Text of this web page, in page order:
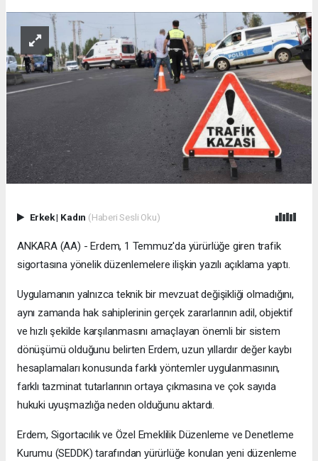
Erkek| Kadın (Haberi Sesli Oku)
ANKARA (AA) - Erdem, 1 Temmuz'da yürürlüğe giren trafik
sigortasına yönelik düzenlemelere ilişkin yazılı açıklama yaptı.
Uygulamanın yalnızca teknik bir mevzuat değişikliği olmadığını,
aynı zamanda hak sahiplerinin gerçek zararlarının adil, objektif
ve hızlı şekilde karşılanmasını amaçlayan önemli bir sistem
dönüşümü olduğunu belirten Erdem, uzun yıllardır değer kaybı
hesaplamaları konusunda farklı yöntemler uygulanmasının,
farklı tazminat tutarlarının ortaya çıkmasına ve çok sayıda
hukuki uyuşmazlığa neden olduğunu aktardı.
Erdem, Sigortacılık ve Özel Emeklilik Düzenleme ve Denetleme
Kurumu (SEDDK) tarafından yürürlüğe konulan yeni düzenleme